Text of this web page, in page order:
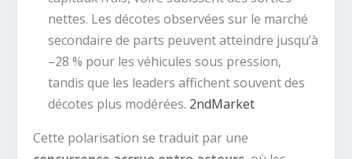
nettes. Les décotes observées sur le marché
secondaire de parts peuvent atteindre jusqu’à
–28 % pour les véhicules sous pression,
tandis que les leaders affichent souvent des
décotes plus modérées. 2ndMarket
Cette polarisation se traduit par une